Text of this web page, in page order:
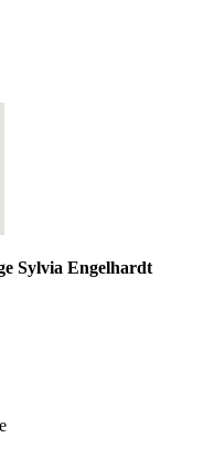
Sylvia Engelhardt